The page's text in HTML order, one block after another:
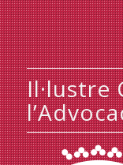
Il·lustre